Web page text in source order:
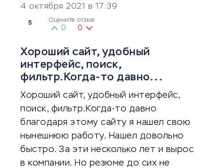
4 октября 2021 в 17:39
5 Оцените отзыв
0 0
Хороший сайт, удобный
интерфейс, поиск,
фильтр.Когда-то давно...
Хороший сайт, удобный интерфейс,
поиск, фильтр.Когда-то давно
благодаря этому сайту я нашел свою
нынешнюю работу. Нашел довольно
быстро. За эти несколько лет и вырос
в компании. Но резюме до сих не